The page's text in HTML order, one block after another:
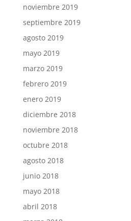
noviembre 2019
septiembre 2019
agosto 2019
mayo 2019
marzo 2019
febrero 2019
enero 2019
diciembre 2018
noviembre 2018
octubre 2018
agosto 2018
junio 2018
mayo 2018
abril 2018